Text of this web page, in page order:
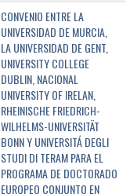
CONVENIO ENTRE LA
UNIVERSIDAD DE MURCIA,
LA UNIVERSIDAD DE GENT,
UNIVERSITY COLLEGE
DUBLIN, NACIONAL
UNIVERSITY OF IRELAN,
RHEINISCHE FRIEDRICH-
WILHELMS-UNIVERSITÄT
BONN Y UNIVERSITÁ DEGLI
STUDI DI TERAM PARA EL
PROGRAMA DE DOCTORADO
EUROPEO CONJUNTO EN